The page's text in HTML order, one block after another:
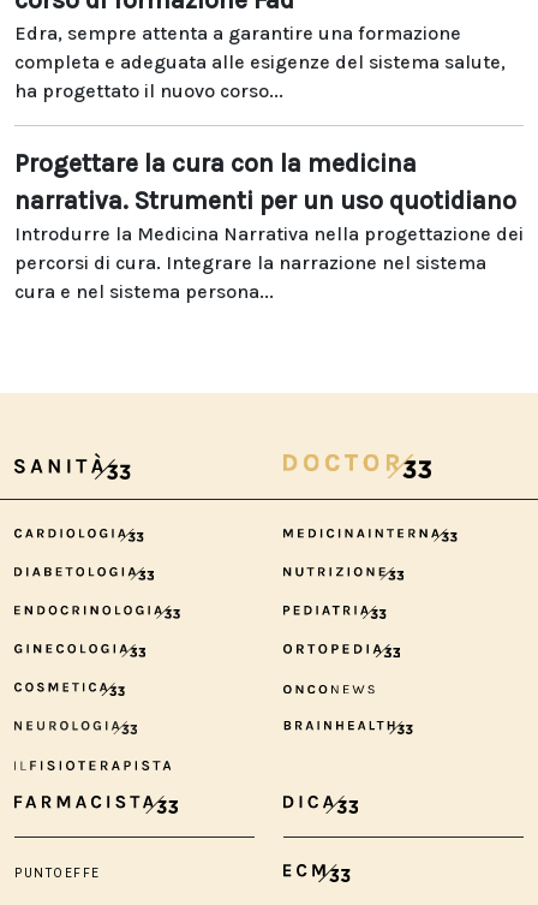
Edra, sempre attenta a garantire una formazione
completa e adeguata alle esigenze del sistema salute,
ha progettato il nuovo corso...
Progettare la cura con la medicina
narrativa. Strumenti per un uso quotidiano
Introdurre la Medicina Narrativa nella progettazione dei
percorsi di cura. Integrare la narrazione nel sistema
cura e nel sistema persona...